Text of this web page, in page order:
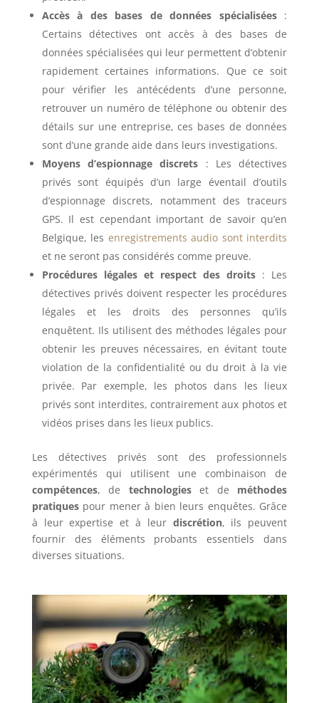
Accès à des bases de données spécialisées:
Certains détectives ont accès à des bases de
données spécialisées qui leur permettent d’obtenir
rapidement certaines informations. Que ce soit
pour vérifier les antécédents d’une personne,
retrouver un numéro de téléphone ou obtenir des
détails sur une entreprise, ces bases de données
sont d’une grande aide dans leurs investigations.
Moyens d’espionnage discrets : Les détectives
privés sont équipés d’un large éventail d’outils
d’espionnage discrets, notamment des traceurs
GPS. Il est cependant important de savoir qu’en
Belgique, les enregistrements audio sont interdits
et ne seront pas considérés comme preuve.
Procédures légales et respect des droits : Les
détectives privés doivent respecter les procédures
légales et les droits des personnes qu’ils
enquêtent. Ils utilisent des méthodes légales pour
obtenir les preuves nécessaires, en évitant toute
violation de la confidentialité ou du droit à la vie
privée. Par exemple, les photos dans les lieux
privés sont interdites, contrairement aux photos et
vidéos prises dans les lieux publics.
Les détectives privés sont des professionnels
expérimentés qui utilisent une combinaison de
compétences, de technologieset de méthodes
pratiquespour mener à bien leurs enquêtes. Grâce
à leur expertise et à leur discrétion, ils peuvent
fournir des éléments probants essentiels dans
diverses situations.